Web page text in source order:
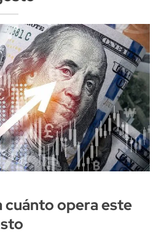
cuánto opera este